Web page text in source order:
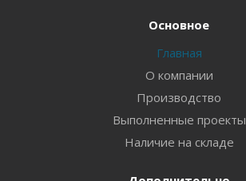
Основное
Главная
О компании
Производство
Выполненные проекты
Наличие на складе